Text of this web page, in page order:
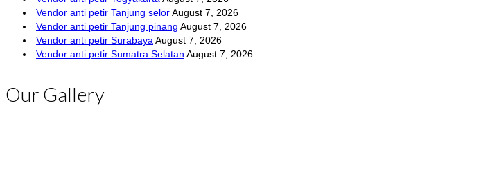
Vendor anti petir Tanjung selorAugust 7, 2026
Vendor anti petir Tanjung pinang August 7, 2026
Vendor anti petir SurabayaAugust 7, 2026
Vendor anti petir Sumatra Selatan August 7, 2026
Our Gallery